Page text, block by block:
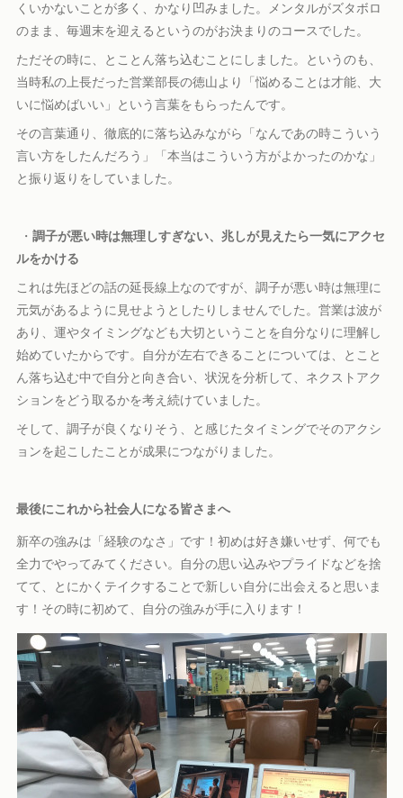
くいかないことが多く、かなり凹みました。メンタルがズタボロ
のまま、毎週末を迎えるというのがお決まりのコースでした。
ただその時に、とことん落ち込むことにしました。というのも、
当時私の上長だった営業部長の徳山より「悩めることは才能、大
いに悩めばいい」という言葉をもらったんです。
その言葉通り、徹底的に落ち込みながら「なんであの時こういう
言い方をしたんだろう」「本当はこういう方がよかったのかな」
と振り返りをしていました。
・調子が悪い時は無理しすぎない、兆しが見えたら一気にアクセ
ルをかける
これは先ほどの話の延長線上なのですが、調子が悪い時は無理に
元気があるように見せようとしたりしませんでした。営業は波が
あり、運やタイミングなども大切ということを自分なりに理解し
始めていたからです。自分が左右できることについては、とこと
ん落ち込む中で自分と向き合い、状況を分析して、ネクストアク
ションをどう取るかを考え続けていました。
そして、調子が良くなりそう、と感じたタイミングでそのアクシ
ョンを起こしたことが成果につながりました。
最後にこれから社会人になる皆さまへ
新卒の強みは「経験のなさ」です！初めは好き嫌いせず、何でも
全力でやってみてください。自分の思い込みやプライドなどを捨
てて、とにかくテイクすることで新しい自分に出会えると思いま
す！その時に初めて、自分の強みが手に入ります！